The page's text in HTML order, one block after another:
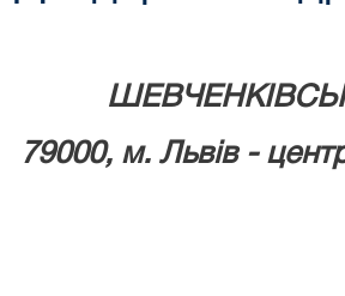
79000, м. Львів -